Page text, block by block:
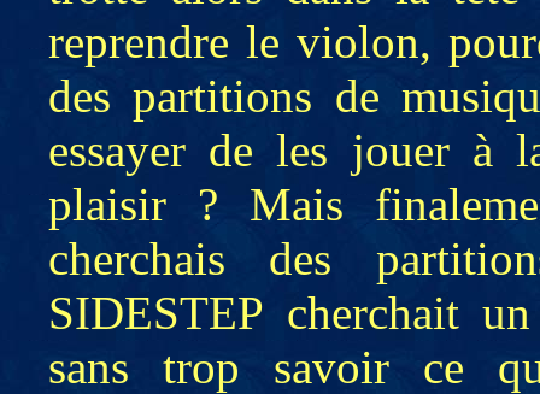
reprendre le violon,
des partitions de
essayer de les jouer à
plaisir ? Mais
cherchais des
SIDESTEP cherchait
sans trop savoir ce